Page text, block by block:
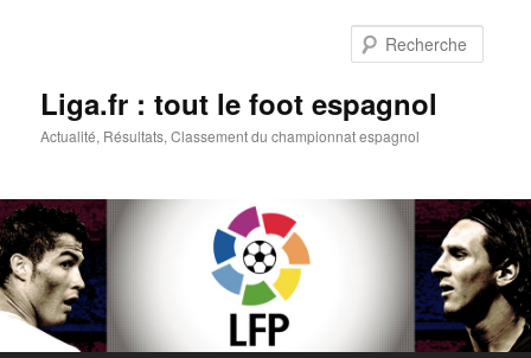
Liga.fr : tout le foot espagnol
Actualité, Résultats, Classement du championnat espagnol